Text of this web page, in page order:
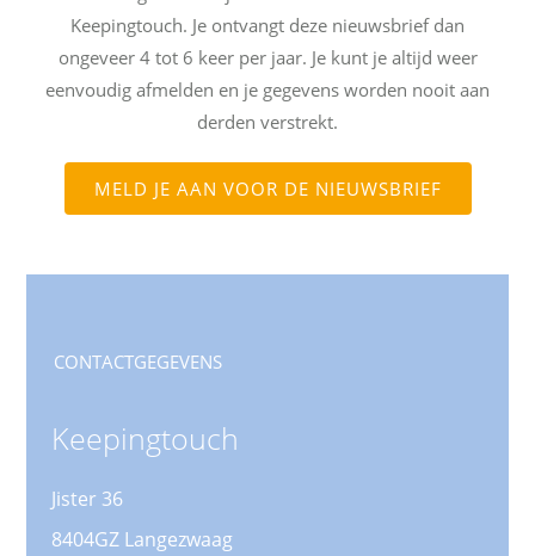
Keepingtouch. Je ontvangt deze nieuwsbrief dan
ongeveer 4 tot 6 keer per jaar. Je kunt je altijd weer
eenvoudig afmelden en je gegevens worden nooit aan
derden verstrekt.
MELD JE AAN VOOR DE NIEUWSBRIEF
CONTACTGEGEVENS
Keepingtouch
Jister 36
8404GZ Langezwaag